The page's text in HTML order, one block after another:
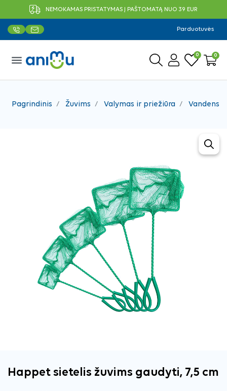
NEMOKAMAS PRISTATYMAS Į PAŠTOMATĄ NUO 39 EUR
Parduotuvės
menu 0 0
Pagrindinis Žuvims Valymas ir priežiūra Vandens
Happet sietelis žuvims gaudyti, 7,5 cm